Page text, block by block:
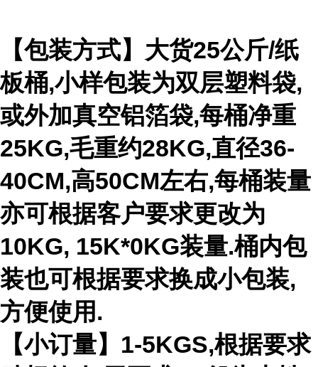
【包装方式】大货25公斤/纸
板桶,小样包装为双层塑料袋,
或外加真空铝箔袋,每桶净重
25KG,毛重约28KG,直径36-
40CM,高50CM左右,每桶装量
亦可根据客户要求更改为
10KG, 15K*0KG装量.桶内包
装也可根据要求换成小包装,
方便使用.
【小订量】1-5KGS,根据要求